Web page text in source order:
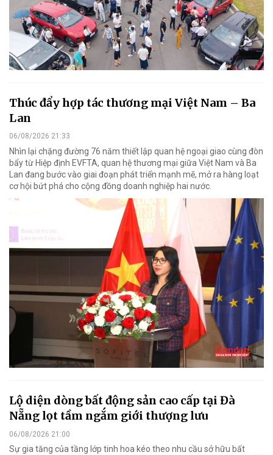
Thúc đẩy hợp tác thương mại Việt Nam – Ba
Lan
06/08/2026 21:33
Nhìn lại chặng đường 76 năm thiết lập quan hệ ngoại giao cùng đòn
bẩy từ Hiệp định EVFTA, quan hệ thương mại giữa Việt Nam và Ba
Lan đang bước vào giai đoạn phát triển mạnh mẽ, mở ra hàng loạt
cơ hội bứt phá cho cộng đồng doanh nghiệp hai nước.
Lộ diện dòng bất động sản cao cấp tại Đà
Nẵng lọt tầm ngắm giới thượng lưu
06/08/2026 21:00
Sự gia tăng của tầng lớp tinh hoa kéo theo nhu cầu sở hữu bất